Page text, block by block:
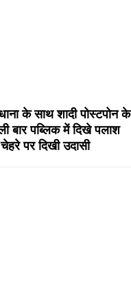
के साथ शादी पोस्टपोन के
बार पब्लिक में दिखे पलाश
पर दिखी उदासी